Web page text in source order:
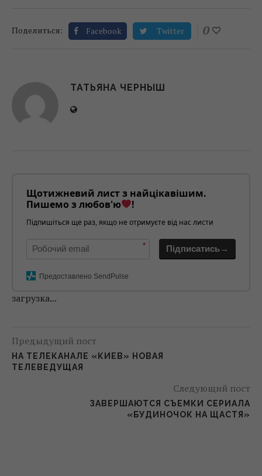
Поделиться: Facebook Twitter 0
ТАТЬЯНА ЧЕРНЫШ
Щотижневий лист з найцікавішим.
Пишемо з любов'ю
!
Підпишіться ще раз, якщо не отримуєте від нас листи
* Підписатись→
Предоставлено SendPulse
загрузка...
Предыдущий пост
НА ТЕЛЕКАНАЛЕ «КИЕВ» НОВАЯ
ТЕЛЕВЕДУЩАЯ
Следующий пост
ЗАВЕРШАЮТСЯ СЪЕМКИ СЕРИАЛА
«БУДИНОЧОК НА ЩАСТЯ»